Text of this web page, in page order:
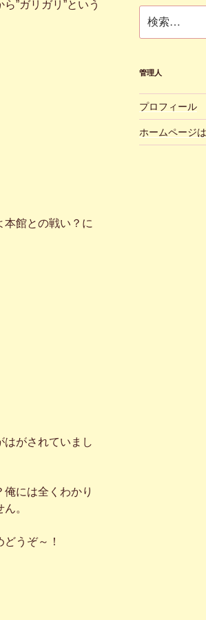
”ガリガリ”という
館との戦い？に
がされていまし
には全くわかり
。
うぞ～！
ブ
索:
管理人
プロフィール
ホームページ